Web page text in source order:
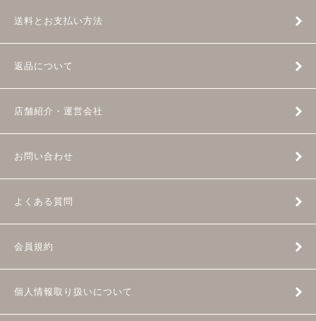
送料とお支払い方法
返品について
店舗紹介・運営会社
お問い合わせ
よくある質問
会員規約
個人情報取り扱いについて